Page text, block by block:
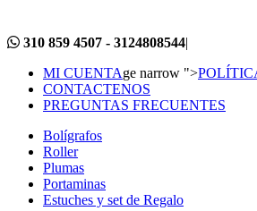
310 859 4507 - 3124808544|
MI CUENTAge narrow ">
CONTACTENOS
PREGUNTAS FRECUENTES
Bolígrafos
Roller
Plumas
Portaminas
Estuches y set de Regalo